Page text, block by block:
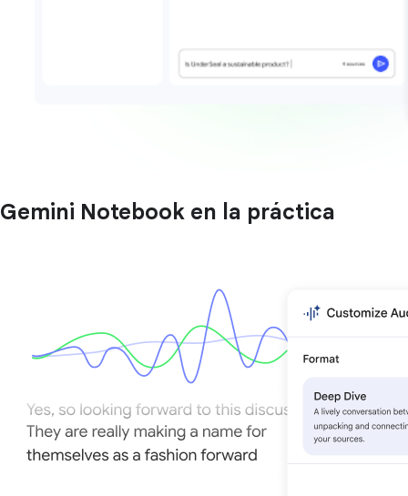
Gemini Notebook en la práctica